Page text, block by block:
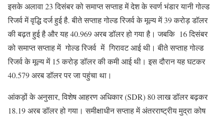
इसके अलावा 23 दिसंबर को समाप्त सप्ताह में देश के स्वर्ण भंडार यानी गोल्ड
रिजर्व में वृद्धि दर्ज हुई है. बीते सप्ताह गोल्ड रिजर्व के मूल्य में 39 करोड़ डॉलर
की बढ़त हुई है और यह 40.969 अरब डॉलर हो गया है। जबकि 16 दिसंबर
को समाप्त सप्ताह में गोल्ड रिजर्व में गिरावट आई थी। बीते सप्ताह गोल्ड
रिजर्व के मूल्य में 15 करोड़ डॉलर की कमी आई थी। इस दौरान यह घटकर
40.579 अरब डॉलर पर जा पहुंचा था।
आंकड़ों के अनुसार, विशेष आहरण अधिकार (SDR) 80 लाख डॉलर बढ़कर
18.19 अरब डॉलर हो गया। समीक्षाधीन सप्ताह में अंतरराष्ट्रीय मुद्रा कोष